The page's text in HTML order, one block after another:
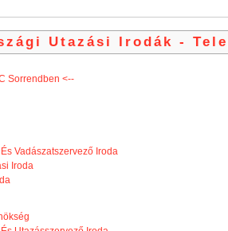
Utazási Irodák -
Sorrendben <--
Vadászatszervező Iroda
Iroda